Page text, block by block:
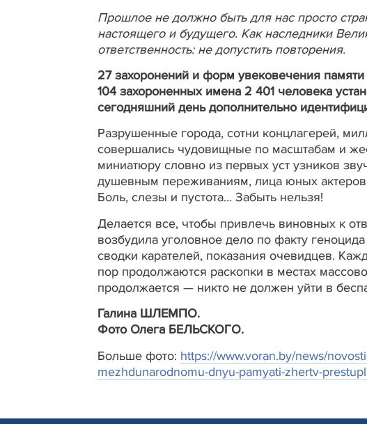
Прошлое не должно быть для нас просто
настоящего и будущего. Как наследники
ответственность: не допустить повторения.
27 захоронений и форм увековечения
104 захороненных имена 2 401 человека
сегодняшний день дополнительно
Разрушенные города, сотни концлагерей,
совершались чудовищные по масштабам и
миниатюру словно из первых уст узников
душевным переживаниям, лица юных
Боль, слезы и пустота… Забыть нельзя!
Делается все, чтобы привлечь виновных к
возбудила уголовное дело по факту
сводки карателей, показания очевидцев.
пор продолжаются раскопки в местах
продолжается — никто не должен уйти в
Галина ШЛЕМПО.
Фото Олега БЕЛЬСКОГО.
Больше фото: https://www.voran.by/news/
mezhdunarodnomu-dnyu-pamyati-zhertv-